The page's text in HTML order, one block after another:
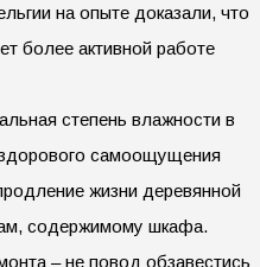
на опыте доказали, что
более активной работе
степень влажности в
здорового самоощущения
жизни деревянной
содержимому шкафа.
– не повод обзавестись